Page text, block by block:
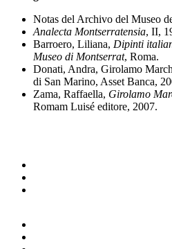
Notas del Archivo del Museo
Analecta Montserratensia, II,
Barroero, Liliana, Dipinti
Museo di Montserrat, Roma.
Donati, Andra, Girolamo
di San Marino, Asset Banca,
Zama, Raffaella, Girolamo
Romam Luisé editore, 2007.